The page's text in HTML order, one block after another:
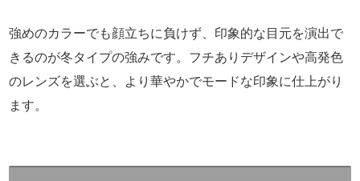
強めのカラーでも顔立ちに負けず、印象的な目元を演出で
きるのが冬タイプの強みです。フチありデザインや高発色
のレンズを選ぶと、より華やかでモードな印象に仕上がり
ます。